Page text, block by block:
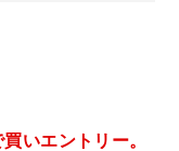
いエントリー。